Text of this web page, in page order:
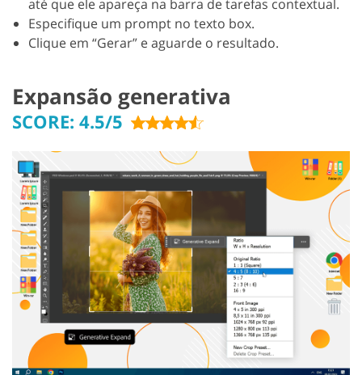
até que ele apareça na barra de tarefas contextual.
Especifique um prompt no texto box.
Clique em “Gerar” e aguarde o resultado.
Expansão generativa
SCORE: 4.5/5